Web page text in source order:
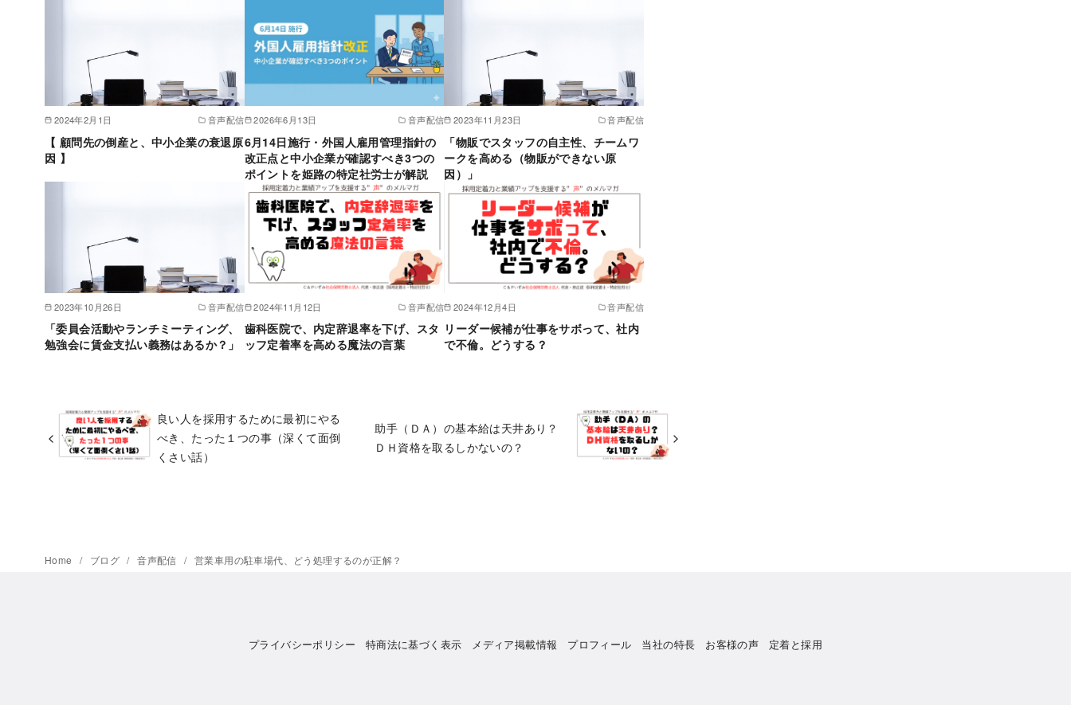
2024年2月1日 音声配信
【 顧問先の倒産と、中小企業の衰退原
因 】
2026年6月13日 音声配信
6月14日施行・外国人雇用管理指針の
改正点と中小企業が確認すべき3つの
ポイントを姫路の特定社労士が解説
2023年11月23日 音声配信
「物販でスタッフの自主性、チームワ
ークを高める（物販ができない原
因）」
2023年10月26日 音声配信
「委員会活動やランチミーティング、
勉強会に賃金支払い義務はあるか？」
2024年11月12日 音声配信
歯科医院で、内定辞退率を下げ、スタ
ッフ定着率を高める魔法の言葉
2024年12月4日 音声配信
リーダー候補が仕事をサボって、社内
で不倫。どうする？
良い人を採用するために最初にやる
べき、たった１つの事（深くて面倒
くさい話）
助手（ＤＡ）の基本給は天井あり？
ＤＨ資格を取るしかないの？
Home ブログ 音声配信 営業車用の駐車場代、どう処理するのが正解？
プライバシーポリシー 特商法に基づく表示 メディア掲載情報 プロフィール 当社の特長 お客様の声 定着と採用